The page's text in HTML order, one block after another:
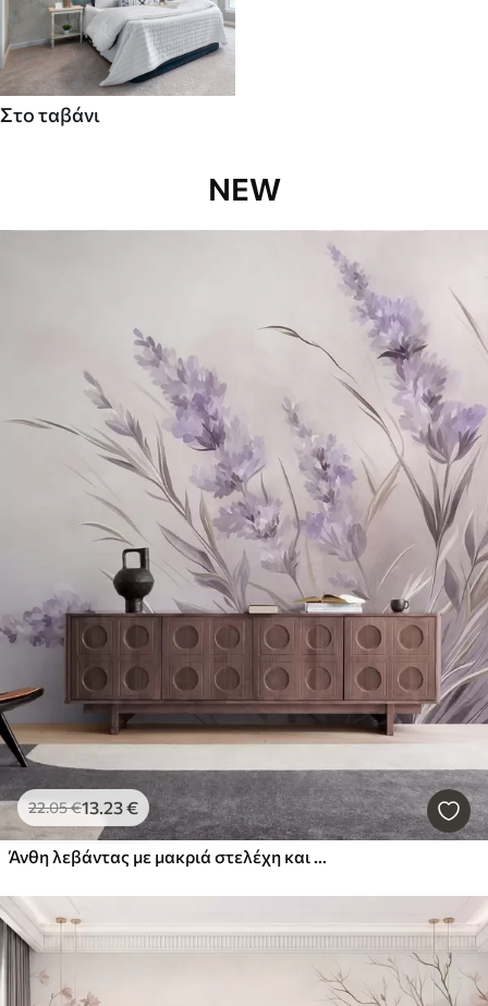
Στο ταβάνι
NEW
22.05€13 .23€